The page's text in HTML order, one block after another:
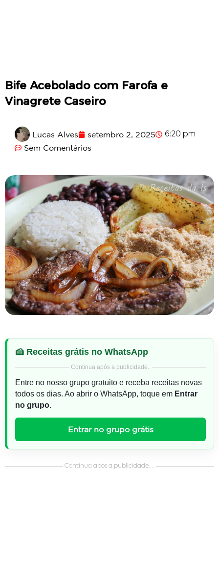
Bife Acebolado com Farofa e
Vinagrete Caseiro
Lucas Alves setembro 2, 2025 6:20 pm
Sem Comentários
🍰 Receitas grátis no WhatsApp
Continua após a publicidade..
Entre no nosso grupo gratuito e receba receitas novas
todos os dias. Ao abrir o WhatsApp, toque em Entrar
no grupo.
Entrar no grupo grátis
Continua após a publicidade....